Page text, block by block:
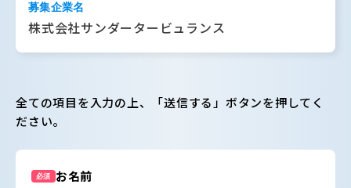
募集企業名
株式会社サンダータービュランス
全ての項目を入力の上、「送信する」ボタンを押してく
ださい。
必須 お名前